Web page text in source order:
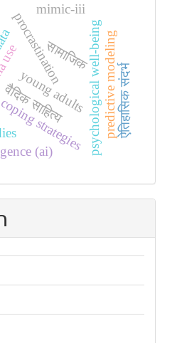
procrastination
strategiespsychological well-being
young adults
(ai)
mimic-iii
predictive modeling
वैदिक साहित्य
सामाजिक
ऐतिहासिक संदर्भ